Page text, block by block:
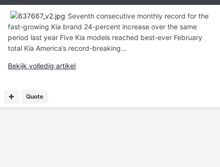
Seventh consecutive monthly record for the
fast-growing Kia brand 24-percent increase over the same
period last year Five Kia models reached best-ever February
total Kia America’s record-breaking...
Bekijk volledig artikel
Quote